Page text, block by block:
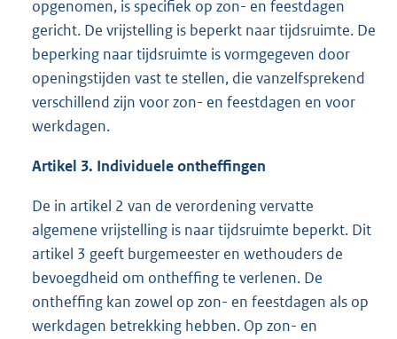
opgenomen, is specifiek op zon- en feestdagen
gericht. De vrijstelling is beperkt naar tijdsruimte. De
beperking naar tijdsruimte is vormgegeven door
openingstijden vast te stellen, die vanzelfsprekend
verschillend zijn voor zon- en feestdagen en voor
werkdagen.
Artikel 3. Individuele ontheffingen
De in artikel 2 van de verordening vervatte
algemene vrijstelling is naar tijdsruimte beperkt. Dit
artikel 3 geeft burgemeester en wethouders de
bevoegdheid om ontheffing te verlenen. De
ontheffing kan zowel op zon- en feestdagen als op
werkdagen betrekking hebben. Op zon- en